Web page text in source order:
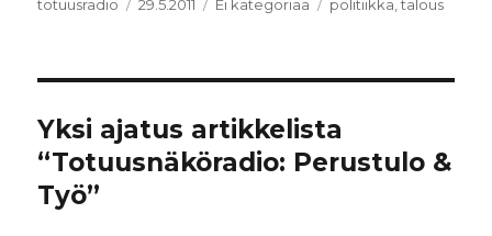
Kirjoittaja
totuusradio Julkaistu
29.5.2011 Kategoriat
Ei kategoriaa Avainsanat
politiikka,talous
Yksi ajatus artikkelista
“Totuusnäköradio: Perustulo &
Työ”